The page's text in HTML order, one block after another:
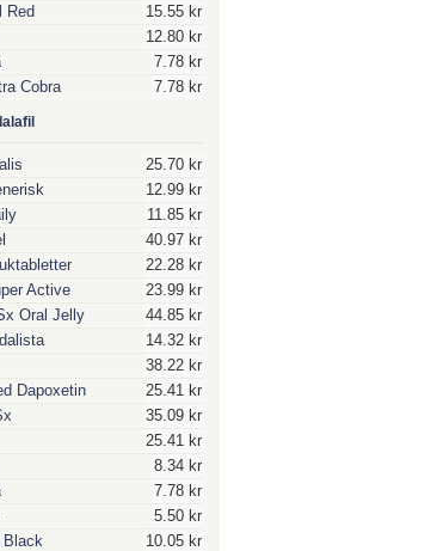
Red
15.55 kr
12.80 kr
7.78 kr
Cobra
7.78 kr
25.70 kr
12.99 kr
11.85 kr
40.97 kr
22.28 kr
Active
23.99 kr
Oral Jelly
44.85 kr
14.32 kr
38.22 kr
Dapoxetin
25.41 kr
35.09 kr
25.41 kr
8.34 kr
7.78 kr
5.50 kr
Black
10.05 kr